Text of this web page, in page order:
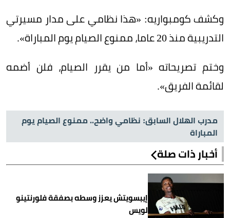
وكشف كومبواريه: «هذا نظامي على مدار مسيرتي
التدريبية منذ 20 عاما، ممنوع الصيام يوم المباراة».
وختم تصريحاته «أما من يقرر الصيام، فلن أضمه
لقائمة الفريق».
مدرب الهلال السابق: نظامي واضح.. ممنوع الصيام يوم
المباراة
أخبار ذات صلة
إيبسويتش يعزز وسطه بصفقة فلورنتينو
لويس